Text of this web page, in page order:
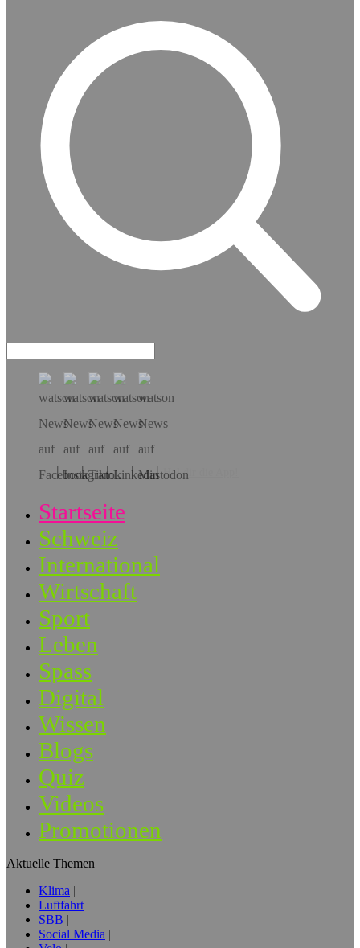
Hol dir die App!
Startseite
Schweiz
International
Wirtschaft
Sport
Leben
Spass
Digital
Wissen
Blogs
Quiz
Videos
Promotionen
Aktuelle Themen
Klima
Luftfahrt
SBB
Social Media